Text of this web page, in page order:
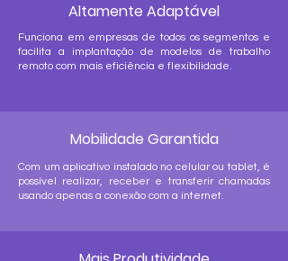
Altamente Adaptável
Funciona em empresas de todos os segmentos e
facilita a implantação de modelos de trabalho
remoto com mais eficiência e flexibilidade.
Mobilidade Garantida
Com um aplicativo instalado no celular ou tablet, é
possível realizar, receber e transferir chamadas
usando apenas a conexão com a internet.